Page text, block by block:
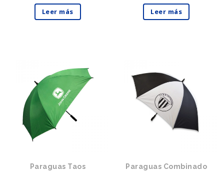
Leer más Leer más
Paraguas Taos Paraguas Combinado